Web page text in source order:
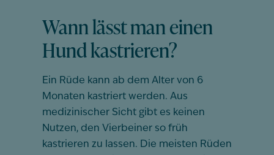
Wann lässt man einen
Hund kastrieren?
Ein Rüde kann ab dem Alter von 6
Monaten kastriert werden. Aus
medizinischer Sicht gibt es keinen
Nutzen, den Vierbeiner so früh
kastrieren zu lassen. Die meisten Rüden